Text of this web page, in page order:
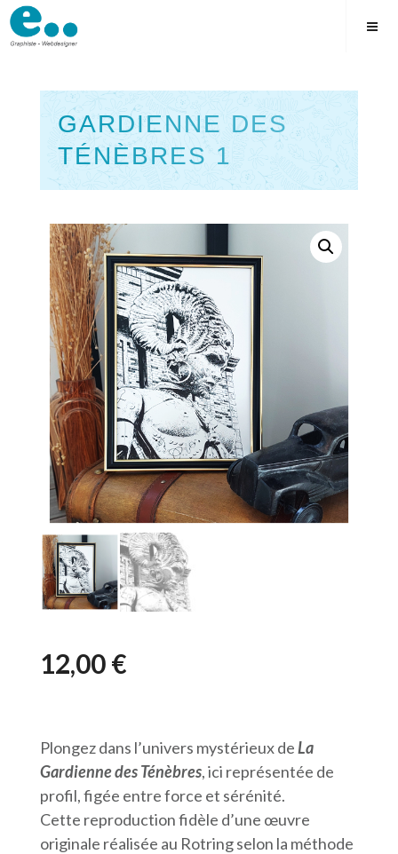
Skip
to
GARDIENNE DES
TÉNÈBRES 1
Square
12,00€
Plongez dans l’univers mystérieux deLa
Gardienne des Ténèbres, ici représentée de
profil, figée entre force et sérénité.
Cette reproduction fidèle d’une œuvre
originale réalisée au Rotring selon la méthode